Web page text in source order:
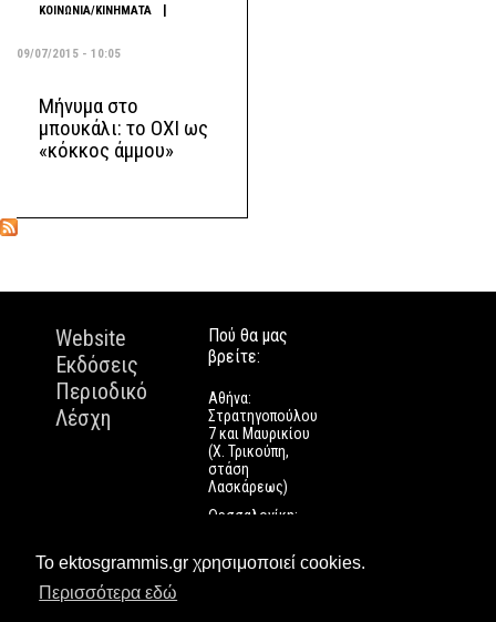
Το ektosgrammis.gr χρησιμοποιεί cookies.
Περισσότερα εδώ
ΚΟΙΝΩΝΙΑ/ΚΙΝΗΜΑΤΑ |
09/07/2015 - 10:05
Μήνυμα στο
μπουκάλι: το ΟΧΙ ως
«κόκκος άμμου»
Website
Εκδόσεις
Περιοδικό
Λέσχη
Πού θα μας
βρείτε:
Αθήνα:
Στρατηγοπούλου
7 και Μαυρικίου
(Χ. Τρικούπη,
στάση
Λασκάρεως)
Θεσσαλονίκη:
Πάτρα: Τριών